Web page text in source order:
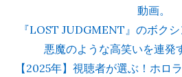
動画。
『LOST JUDGMENT』のボク
悪魔のような高笑いを連発
【2025年】視聴者が選ぶ！ホロ